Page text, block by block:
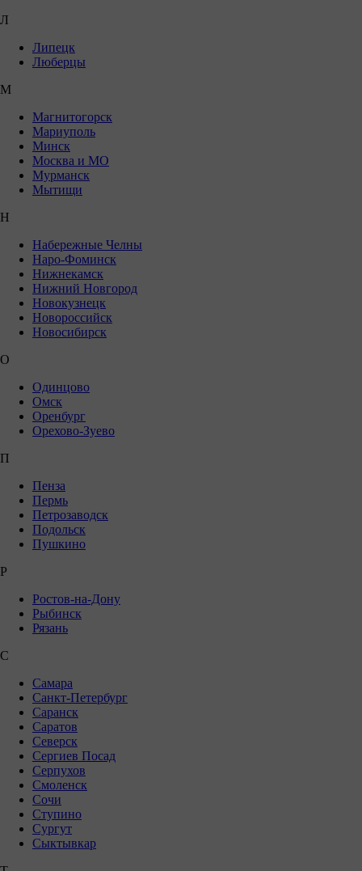
Л
Липецк
Люберцы
М
Магнитогорск
Мариуполь
Минск
Москва и МО
Мурманск
Мытищи
Н
Набережные Челны
Наро-Фоминск
Нижнекамск
Нижний Новгород
Новокузнецк
Новороссийск
Новосибирск
О
Одинцово
Омск
Оренбург
Орехово-Зуево
П
Пенза
Пермь
Петрозаводск
Подольск
Пушкино
Р
Ростов-на-Дону
Рыбинск
Рязань
С
Самара
Санкт-Петербург
Саранск
Саратов
Северск
Сергиев Посад
Серпухов
Смоленск
Сочи
Ступино
Сургут
Сыктывкар